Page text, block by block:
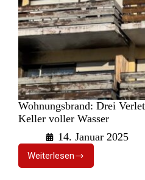
Wohnungsbrand: Drei
Keller voller Wasser
14. Januar 2025
WeiterlesenWohnungsbrand:
Drei